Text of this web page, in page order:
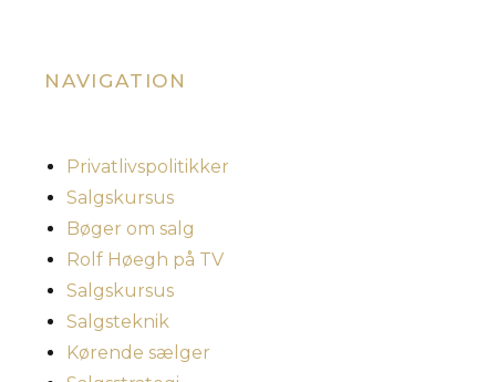
NAVIGATION
Privatlivspolitikker
Salgskursus
Bøger om salg
Rolf Høegh på TV
Salgskursus
Salgsteknik
Kørende sælger